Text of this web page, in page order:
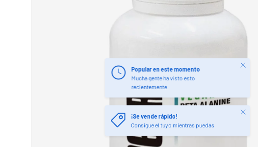
Popular en este momento
Mucha gente ha visto esto
recientemente.
Cerrar
¡Se vende rápido!
Consigue el tuyo mientras puedas
Cerrar